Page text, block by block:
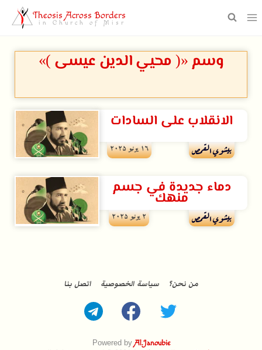
Theosis Across Borders
in Church of Misr
وسم «( محيي الدين عيسى )»
الانقلاب على السادات
بيشوي القمص ۱٦ يونيو ۲۰۲۵
دماء جديدة في جسم
منهك
بيشوي القمص ۲ يونيو ۲۰۲۵
Powered byAl.Janoubie
من نحن؟ سياسة الخصوصية اتصل بنا